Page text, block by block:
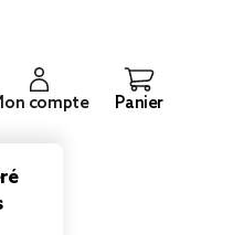
compte Panier